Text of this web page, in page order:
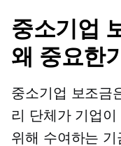
중소기업
왜 중요한
중소기업 보조금
리 단체가 기업이
위해 수여하는